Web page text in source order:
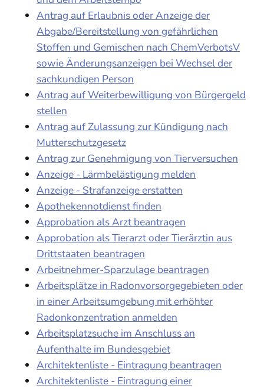
Antrag auf Erlaubnis oder Anzeige der
Abgabe/Bereitstellung von gefährlichen
Stoffen und Gemischen nach ChemVerbotsV
sowie Änderungsanzeigen bei Wechsel der
sachkundigen Person
Antrag auf Weiterbewilligung von Bürgergeld
stellen
Antrag auf Zulassung zur Kündigung nach
Mutterschutzgesetz
Antrag zur Genehmigung von Tierversuchen
Anzeige - Lärmbelästigung melden
Anzeige - Strafanzeige erstatten
Apothekennotdienst finden
Approbation als Arzt beantragen
Approbation als Tierarzt oder Tierärztin aus
Drittstaaten beantragen
Arbeitnehmer-Sparzulage beantragen
Arbeitsplätze in Radonvorsorgegebieten oder
in einer Arbeitsumgebung mit erhöhter
Radonkonzentration anmelden
Arbeitsplatzsuche im Anschluss an
Aufenthalte im Bundesgebiet
Architektenliste - Eintragung beantragen
Architektenliste - Eintragung einer